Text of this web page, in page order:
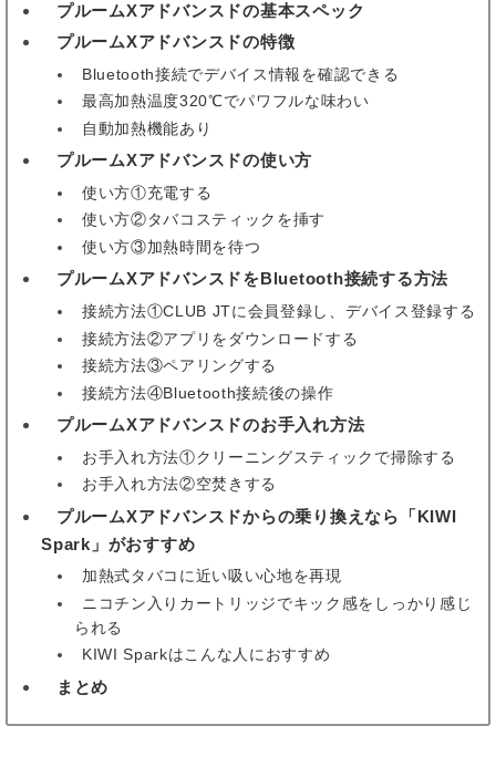
プルームXアドバンスドの基本スペック
プルームXアドバンスドの特徴
Bluetooth接続でデバイス情報を確認できる
最高加熱温度320℃でパワフルな味わい
自動加熱機能あり
プルームXアドバンスドの使い方
使い方①充電する
使い方②タバコスティックを挿す
使い方③加熱時間を待つ
プルームXアドバンスドをBluetooth接続する方法
接続方法①CLUB JTに会員登録し、デバイス登録する
接続方法②アプリをダウンロードする
接続方法③ペアリングする
接続方法④Bluetooth接続後の操作
プルームXアドバンスドのお手入れ方法
お手入れ方法①クリーニングスティックで掃除する
お手入れ方法②空焚きする
プルームXアドバンスドからの乗り換えなら「KIWI
Spark」がおすすめ
加熱式タバコに近い吸い心地を再現
ニコチン入りカートリッジでキック感をしっかり感じ
られる
KIWI Sparkはこんな人におすすめ
まとめ